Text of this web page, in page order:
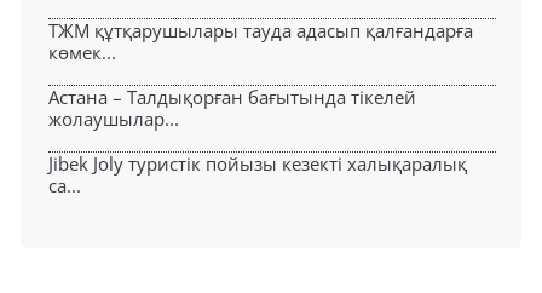
ТЖМ құтқарушылары тауда адасып қалғандарға
көмек...
Астана – Талдықорған бағытында тікелей
жолаушылар...
Jibek Joly туристік пойызы кезекті халықаралық
са...